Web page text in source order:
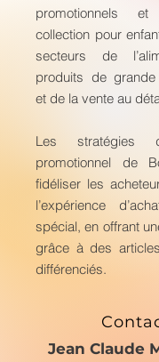
promotionnels
collection pour
secteurs de
produits de grande
et de la vente au
Les stratégies
promotionnel de
fidéliser les
l’expérience
spécial, en offrant
grâce à des
différenciés.
Jean Claude